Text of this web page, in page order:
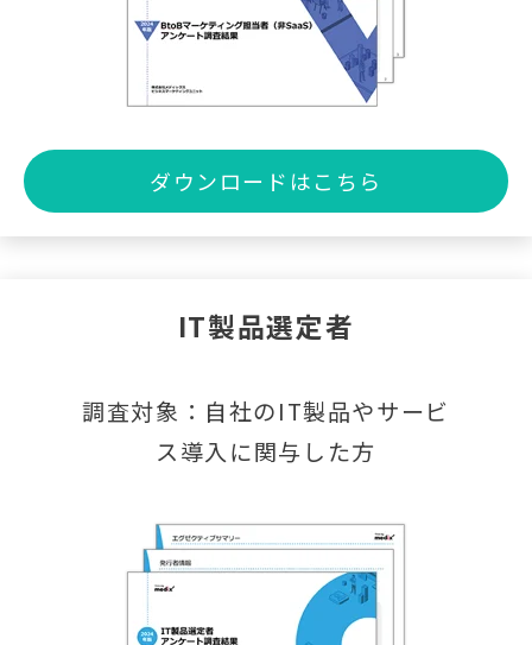
ダウンロードはこちら
IT製品選定者
調査対象：自社のIT製品やサービ
ス導入に関与した方